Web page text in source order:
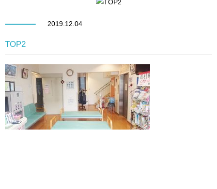
2019.12.04
TOP2